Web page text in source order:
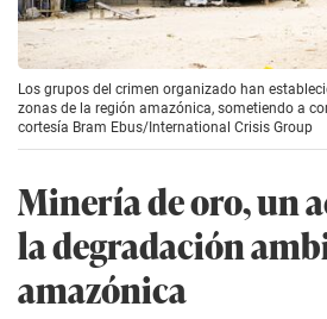
Los grupos del crimen organizado han
zonas de la región amazónica, sometiendo a
cortesía Bram Ebus/International Crisis Group
Minería de oro, un
la degradación
amazónica